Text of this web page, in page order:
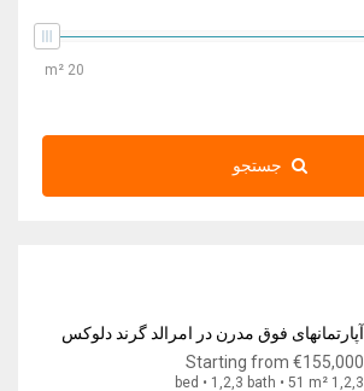
جستجو
آپارتمانهای فوق مدرن در امرالد گرند دلوکس
Starting from €155,000
1,2,3 bed • 1,2,3 bath • 51 m²